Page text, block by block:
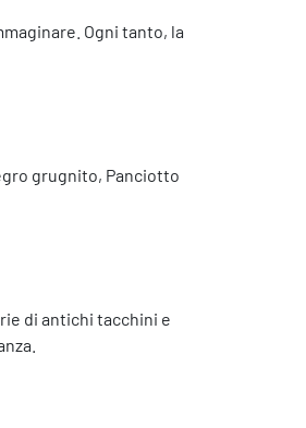
Ogni tanto, la
grugnito, Panciotto
di antichi tacchini e